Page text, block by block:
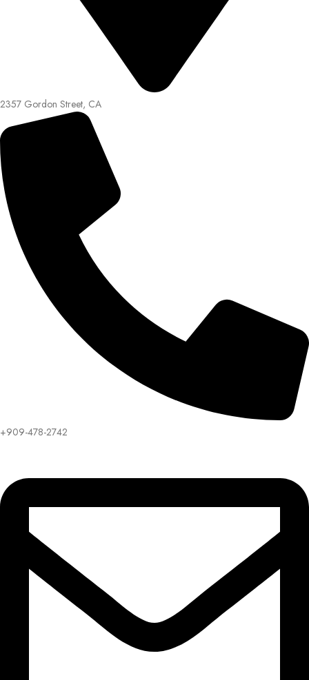
2357 Gordon Street, CA
+909-478-2742